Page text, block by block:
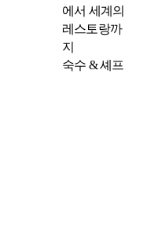
에서 세계의
레스토랑까
지
숙수 & 셰프